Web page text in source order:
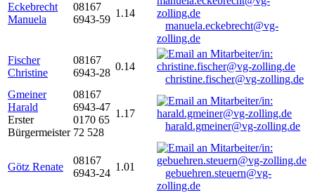
Eckebrecht
Manuela
08167
6943-59
1.14
manuela.eckebrecht@vg-
zolling.de
Fischer
Christine
08167
6943-28
0.14
christine.fischer@vg-zolling.de
Gmeiner
Harald
Erster
Bürgermeister
08167
6943-47
0170 65
72 528
1.17
harald.gmeiner@vg-zolling.de
Götz Renate
08167
6943-24
1.01
gebuehren.steuern@vg-
zolling.de